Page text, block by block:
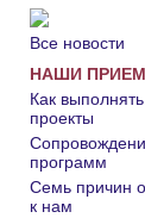
Все новости
НАШИ
Как
проекты
программ
Семь причин
к нам